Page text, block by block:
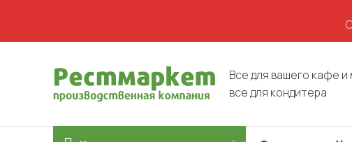
Все для вашего кафе и
все для кондитера